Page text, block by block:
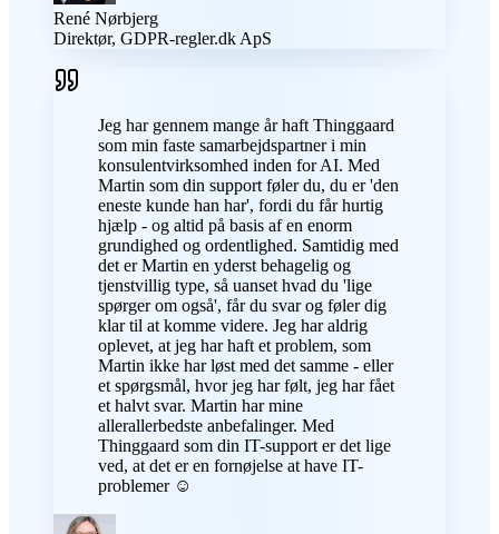
René Nørbjerg
Direktør, GDPR-regler.dk ApS
Jeg har gennem mange år haft Thinggaard
som min faste samarbejdspartner i min
konsulentvirksomhed inden for AI. Med
Martin som din support føler du, du er 'den
eneste kunde han har', fordi du får hurtig
hjælp - og altid på basis af en enorm
grundighed og ordentlighed. Samtidig med
det er Martin en yderst behagelig og
tjenstvillig type, så uanset hvad du 'lige
spørger om også', får du svar og føler dig
klar til at komme videre. Jeg har aldrig
oplevet, at jeg har haft et problem, som
Martin ikke har løst med det samme - eller
et spørgsmål, hvor jeg har følt, jeg har fået
et halvt svar. Martin har mine
allerallerbedste anbefalinger. Med
Thinggaard som din IT-support er det lige
ved, at det er en fornøjelse at have IT-
problemer ☺️